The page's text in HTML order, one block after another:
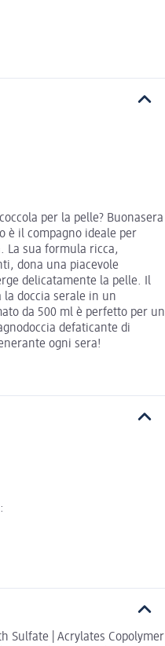
per la pelle? Buonasera
è il compagno ideale per
La sua formula ricca,
dona una piacevole
delicatamente la pelle. Il
doccia serale in un
da 500 ml è perfetto per un
defaticante di
ogni sera!
Sulfate | Acrylates Copolymer